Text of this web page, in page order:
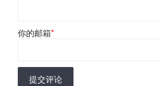
你的邮箱*
提交评论